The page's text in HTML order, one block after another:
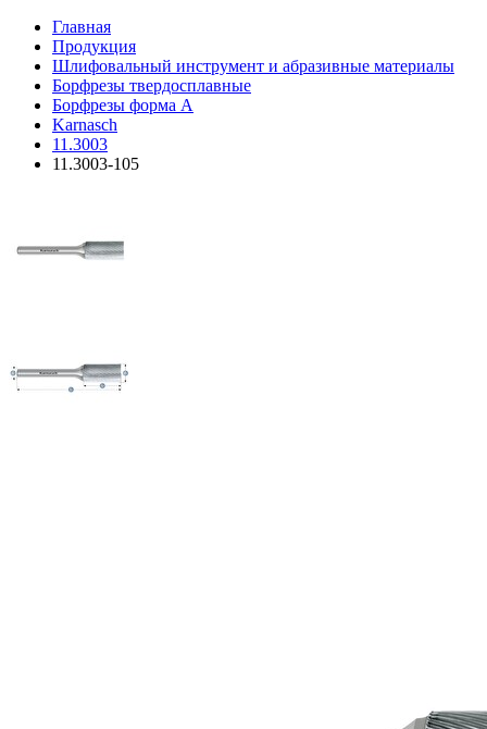
Главная
Продукция
Шлифовальный инструмент и абразивные материалы
Борфрезы твердосплавные
Борфрезы форма A
Karnasch
11.3003
11.3003-105